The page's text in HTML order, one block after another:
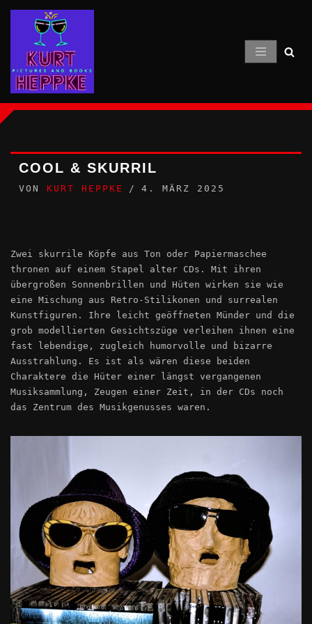
Inhalt
springen
COOL & SKURRIL
VON KURT HEPPKE 4. MÄRZ 2025
Zwei skurrile Köpfe aus Ton oder Papiermaschee
thronen auf einem Stapel alter CDs. Mit ihren
übergroßen Sonnenbrillen und Hüten wirken sie wie
eine Mischung aus Retro-Stilikonen und surrealen
Kunstfiguren. Ihre leicht geöffneten Münder und die
grob modellierten Gesichtszüge verleihen ihnen eine
fast lebendige, zugleich humorvolle und bizarre
Ausstrahlung. Es ist als wären diese beiden
Charaktere die Hüter einer längst vergangenen
Musiksammlung, Zeugen einer Zeit, in der CDs noch
das Zentrum des Musikgenusses waren.